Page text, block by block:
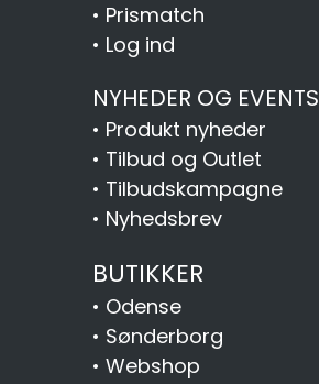
• Prismatch
• Log ind
NYHEDER OG EVENTS
• Produkt nyheder
• Tilbud og Outlet
• Tilbudskampagne
• Nyhedsbrev
BUTIKKER
• Odense
• Sønderborg
• Webshop